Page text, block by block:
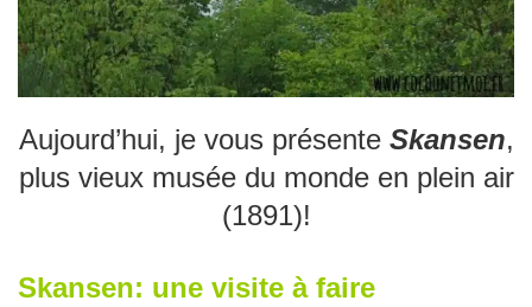
Aujourd’hui, je vous présente Skansen,
plus vieux musée du monde en plein air
(1891)!
Skansen: une visite à faire